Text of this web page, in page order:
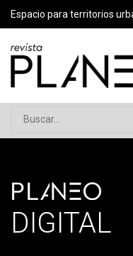
Espacio para territorios
Buscar...
Portada » Planeo Digital
PLANEO
DIGITAL